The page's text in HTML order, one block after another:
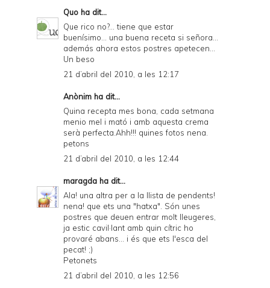
Quo ha dit...
Que rico no?... tiene que estar
buenísimo... una buena receta si señora...
además ahora estos postres apetecen...
Un beso
21 d’abril del 2010, a les 12:17
Anònim ha dit...
Quina recepta mes bona, cada setmana
menio mel i mató i amb aquesta crema
serà perfecta.Ahh!!! quines fotos nena.
petons
21 d’abril del 2010, a les 12:44
maragda ha dit...
Ala! una altra per a la llista de pendents!
nena! que ets una "hatxa". Són unes
postres que deuen entrar molt lleugeres,
ja estic cavil·lant amb quin cítric ho
provaré abans... i és que ets l'esca del
pecat! ;)
Petonets
21 d’abril del 2010, a les 12:56